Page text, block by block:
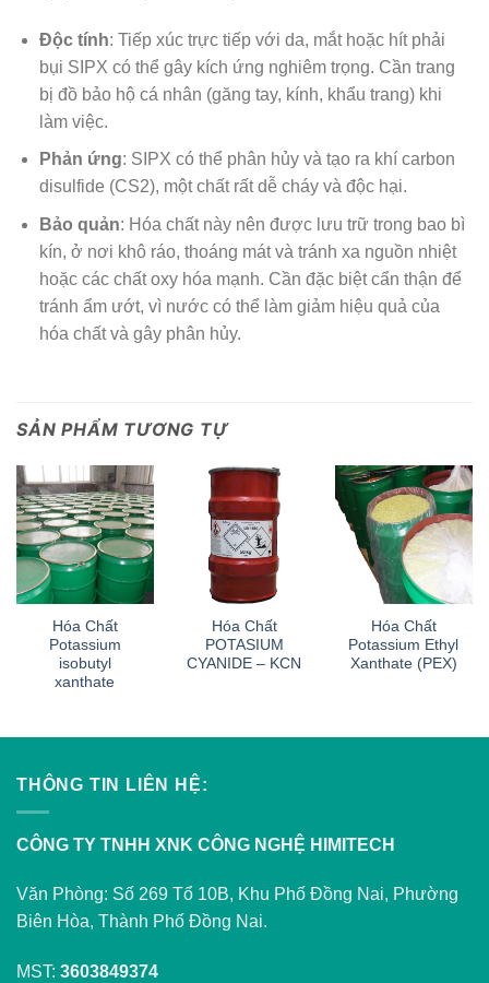
Độc tính: Tiếp xúc trực tiếp với da, mắt hoặc hít phải
bụi SIPX có thể gây kích ứng nghiêm trọng. Cần trang
bị đồ bảo hộ cá nhân (găng tay, kính, khẩu trang) khi
làm việc.
Phản ứng: SIPX có thể phân hủy và tạo ra khí carbon
disulfide (CS2), một chất rất dễ cháy và độc hại.
Bảo quản: Hóa chất này nên được lưu trữ trong bao bì
kín, ở nơi khô ráo, thoáng mát và tránh xa nguồn nhiệt
hoặc các chất oxy hóa mạnh. Cần đặc biệt cẩn thận để
tránh ẩm ướt, vì nước có thể làm giảm hiệu quả của
hóa chất và gây phân hủy.
SẢN PHẨM TƯƠNG TỰ
Hóa Chất
Potassium
isobutyl
xanthate
Hóa Chất
POTASIUM
CYANIDE – KCN
Hóa Chất
Potassium Ethyl
Xanthate (PEX)
THÔNG TIN LIÊN HỆ:
CÔNG TY TNHH XNK CÔNG NGHỆ HIMITECH
Văn Phòng: Số 269 Tổ 10B, Khu Phố Đồng Nai, Phường
Biên Hòa, Thành Phố Đồng Nai.
MST: 3603849374